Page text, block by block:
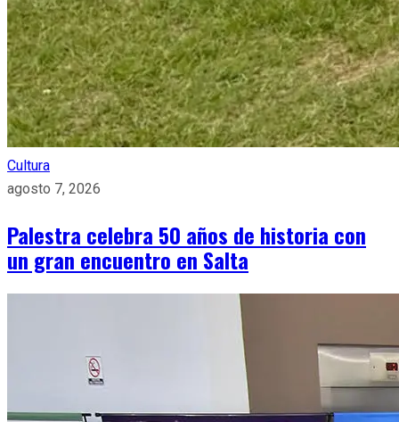
Cultura
agosto 7, 2026
Palestra celebra 50 años de historia con
un gran encuentro en Salta